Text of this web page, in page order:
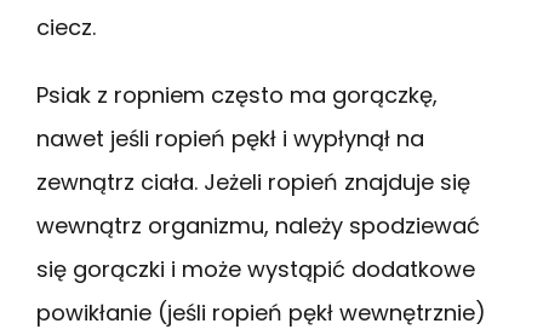
ciecz.
Psiak z ropniem często ma gorączkę,
nawet jeśli ropień pękł i wypłynął na
zewnątrz ciała. Jeżeli ropień znajduje się
wewnątrz organizmu, należy spodziewać
się gorączki i może wystąpić dodatkowe
powikłanie (jeśli ropień pękł wewnętrznie)